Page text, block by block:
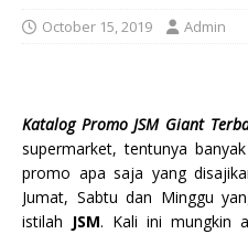
October 15, 2019 Admin
Katalog Promo JSM Giant
supermarket, tentunya
promo apa saja yang
Jumat, Sabtu dan Minggu
istilah JSM. Kali ini mungkin